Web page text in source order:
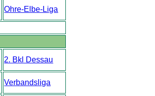
Ohre-Elbe-Liga
2. Bkl Dessau
Verbandsliga